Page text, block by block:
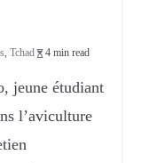
, Tchad 4 min read
jeune étudiant
l’aviculture